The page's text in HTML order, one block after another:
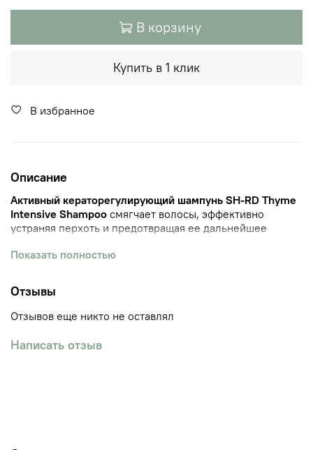
В корзину
Купить в 1 клик
В избранное
Описание
Активный кераторегулирующий шампунь SH-RD Thyme
Intensive Shampoo смягчает волосы, эффективно
устраняя перхоть и предотвращая ее дальнейшее
экстрактом адиантума и маслом тимьяна
способствует быстрому устранению симптомов
себореи, тонизируя и укрепляя волосяные фолликулы,
мягко стимулируя рост волос, а также интенсивно
увлажняя волосы по всей длине.
Показать полностью
Отзывы
Отзывов еще никто не оставлял
Написать отзыв